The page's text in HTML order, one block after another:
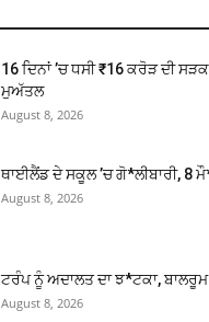
16 ਦਿਨਾਂ ’ਚ ਧਸੀ ₹16 ਕਰੋੜ ਦੀ
ਮੁਅੱਤਲ
August 8, 2026
ਥਾਈਲੈਂਡ ਦੇ ਸਕੂਲ ’ਚ ਗੋ*ਲੀਬਾਰੀ, 8
August 8, 2026
ਟਰੰਪ ਨੂੰ ਅਦਾਲਤ ਦਾ ਝ*ਟਕਾ, ਬਾਲਰੂਮ
August 8, 2026